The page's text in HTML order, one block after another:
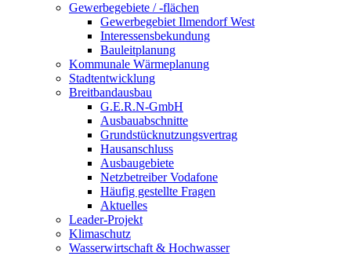
Gewerbegebiete / -flächen
Gewerbegebiet Ilmendorf West
Interessensbekundung
Bauleitplanung
Kommunale Wärmeplanung
Stadtentwicklung
Breitbandausbau
G.E.R.N-GmbH
Ausbauabschnitte
Grundstücknutzungsvertrag
Hausanschluss
Ausbaugebiete
Netzbetreiber Vodafone
Häufig gestellte Fragen
Aktuelles
Leader-Projekt
Klimaschutz
Wasserwirtschaft & Hochwasser